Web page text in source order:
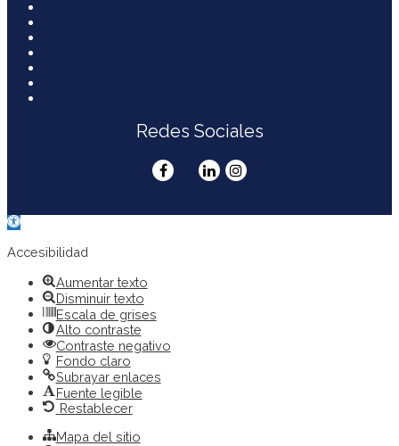
Redes Sociales
Abrir
de
Accesibilidad
Aumentar texto
Disminuir texto
Escala de grises
Alto contraste
Contraste negativo
Fondo claro
Subrayar enlaces
Fuente legible
Restablecer
Mapa del sitio